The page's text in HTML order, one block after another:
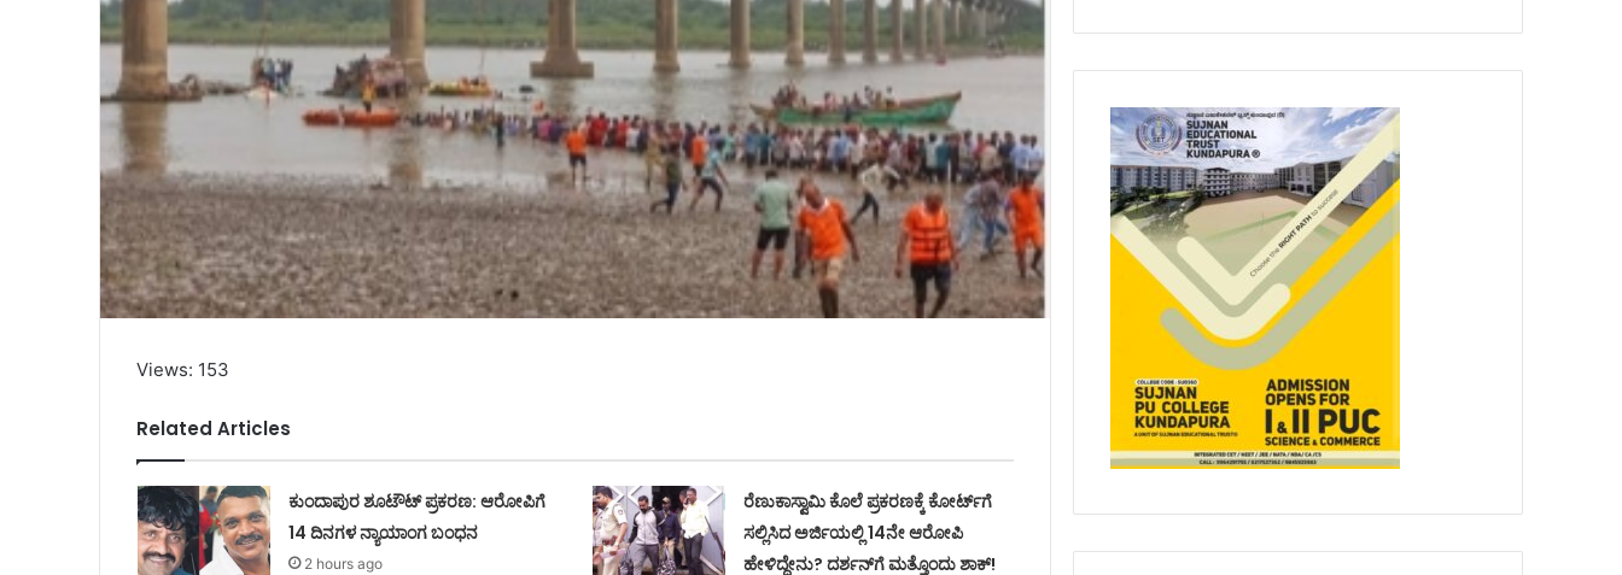
Views: 153
Related Articles
ಕುಂದಾಪುರ ಶೂಟೌಟ್ ಪ್ರಕರಣ: ಆರೋಪಿಗೆ
14 ದಿನಗಳ ನ್ಯಾಯಾಂಗ ಬಂಧನ
2 hours ago
ರೆಣುಕಾಸ್ವಾಮಿ ಕೊಲೆ ಪ್ರಕರಣಕ್ಕೆ ಕೋರ್ಟ್‌ಗೆ
ಸಲ್ಲಿಸಿದ ಅರ್ಜಿಯಲ್ಲಿ 14ನೇ ಆರೋಪಿ
ಹೇಳಿದ್ದೇನು? ದರ್ಶನ್‌ಗೆ ಮತ್ತೊಂದು ಶಾಕ್!